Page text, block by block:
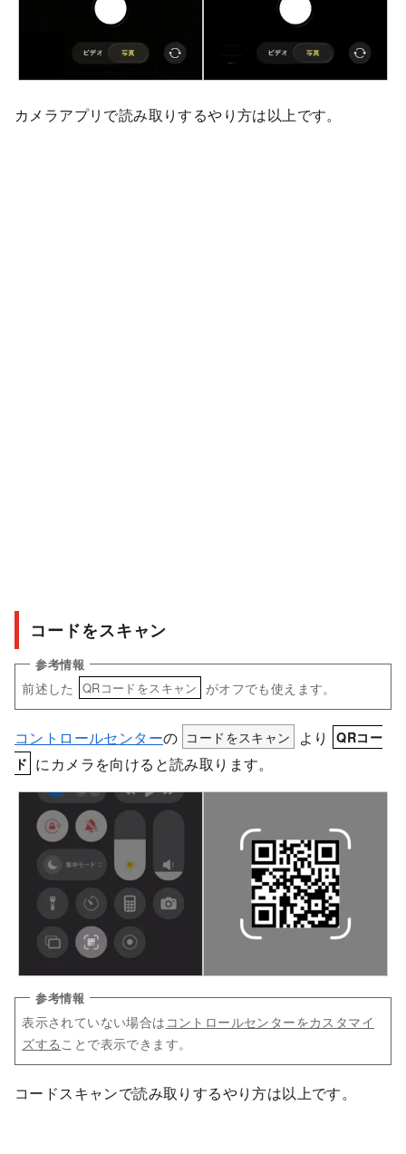
カメラアプリで読み取りするやり方は以上です。
コードをスキャン
前述した QRコードをスキャン がオフでも使えます。
コントロールセンターの コードをスキャン より
QRコー
ド にカメラを向けると読み取ります。
表示されていない場合はコントロールセンターをカスタマイ
ズすることで表示できます。
コードスキャンで読み取りするやり方は以上です。